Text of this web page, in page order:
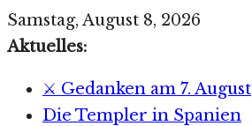
Zum
Inhalt
Samstag, August 8, 2026
Aktuelles:
⚔️ Gedanken am 7. August
Die Templer in Spanien